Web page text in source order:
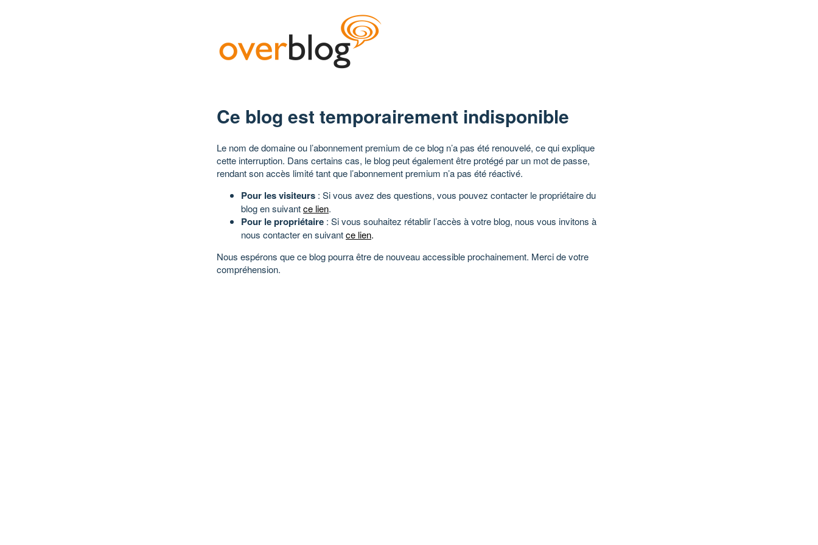
Ce blog est temporairement indisponible
Le nom de domaine ou l’abonnement premium de ce blog n’a pas été renouvelé, ce qui explique
cette interruption. Dans certains cas, le blog peut également être protégé par un mot de passe,
rendant son accès limité tant que l’abonnement premium n’a pas été réactivé.
Pour les visiteurs : Si vous avez des questions, vous pouvez contacter le propriétaire du
blog en suivantce lien.
Pour le propriétaire : Si vous souhaitez rétablir l’accès à votre blog, nous vous invitons à
nous contacter en suivantce lien.
Nous espérons que ce blog pourra être de nouveau accessible prochainement. Merci de votre
compréhension.